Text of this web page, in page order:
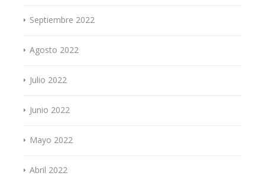
Septiembre 2022
Agosto 2022
Julio 2022
Junio 2022
Mayo 2022
Abril 2022